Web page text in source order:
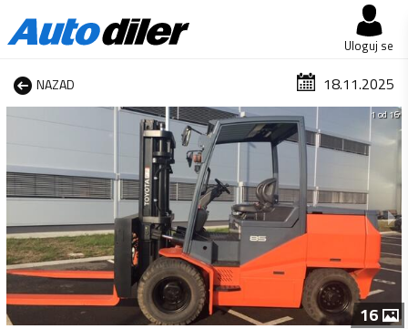
Uloguj se
NAZAD 18.11.2025
1 od 16
16